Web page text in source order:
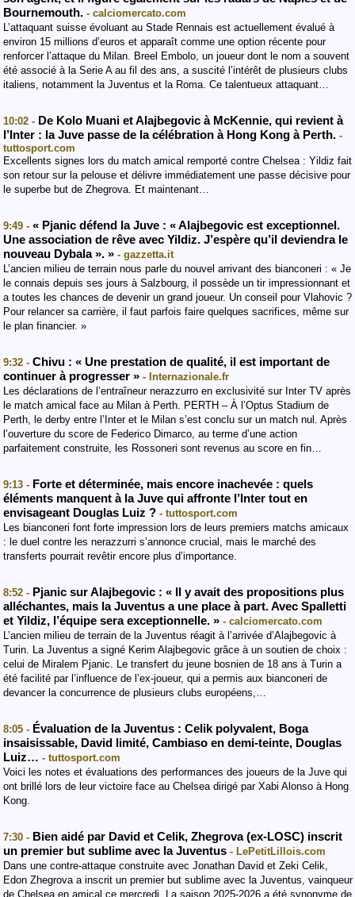
Bournemouth. - calciomercato.com
L’attaquant suisse évoluant au Stade Rennais est actuellement évalué à
environ 15 millions d’euros et apparaît comme une option récente pour
renforcer l’attaque du Milan. Breel Embolo, un joueur dont le nom a souvent
été associé à la Serie A au fil des ans, a suscité l’intérêt de plusieurs clubs
italiens, notamment la Juventus et la Roma. Ce talentueux attaquant…
10:02 - De Kolo Muani et Alajbegovic à McKennie, qui revient à
l’Inter : la Juve passe de la célébration à Hong Kong à Perth. -
tuttosport.com
Excellents signes lors du match amical remporté contre Chelsea : Yildiz fait
son retour sur la pelouse et délivre immédiatement une passe décisive pour
le superbe but de Zhegrova. Et maintenant…
9:49 - « Pjanic défend la Juve : « Alajbegovic est exceptionnel.
Une association de rêve avec Yildiz. J’espère qu’il deviendra le
nouveau Dybala ». » - gazzetta.it
L’ancien milieu de terrain nous parle du nouvel arrivant des bianconeri : « Je
le connais depuis ses jours à Salzbourg, il possède un tir impressionnant et
a toutes les chances de devenir un grand joueur. Un conseil pour Vlahovic ?
Pour relancer sa carrière, il faut parfois faire quelques sacrifices, même sur
le plan financier. »
9:32 - Chivu : « Une prestation de qualité, il est important de
continuer à progresser » - Internazionale.fr
Les déclarations de l’entraîneur nerazzurro en exclusivité sur Inter TV après
le match amical face au Milan à Perth. PERTH – À l’Optus Stadium de
Perth, le derby entre l’Inter et le Milan s’est conclu sur un match nul. Après
l’ouverture du score de Federico Dimarco, au terme d’une action
parfaitement construite, les Rossoneri sont revenus au score en fin…
9:13 - Forte et déterminée, mais encore inachevée : quels
éléments manquent à la Juve qui affronte l’Inter tout en
envisageant Douglas Luiz ? - tuttosport.com
Les bianconeri font forte impression lors de leurs premiers matchs amicaux
: le duel contre les nerazzurri s’annonce crucial, mais le marché des
transferts pourrait revêtir encore plus d’importance.
8:52 - Pjanic sur Alajbegovic : « Il y avait des propositions plus
alléchantes, mais la Juventus a une place à part. Avec Spalletti
et Yildiz, l’équipe sera exceptionnelle. » - calciomercato.com
L’ancien milieu de terrain de la Juventus réagit à l’arrivée d’Alajbegovic à
Turin. La Juventus a signé Kerim Alajbegovic grâce à un soutien de choix :
celui de Miralem Pjanic. Le transfert du jeune bosnien de 18 ans à Turin a
été facilité par l’influence de l’ex-joueur, qui a permis aux bianconeri de
devancer la concurrence de plusieurs clubs européens,…
8:05 - Évaluation de la Juventus : Celik polyvalent, Boga
insaisissable, David limité, Cambiaso en demi-teinte, Douglas
Luiz… - tuttosport.com
Voici les notes et évaluations des performances des joueurs de la Juve qui
ont brillé lors de leur victoire face au Chelsea dirigé par Xabi Alonso à Hong
Kong.
7:30 - Bien aidé par David et Celik, Zhegrova (ex-LOSC) inscrit
un premier but sublime avec la Juventus - LePetitLillois.com
Dans une contre-attaque construite avec Jonathan David et Zeki Celik,
Edon Zhegrova a inscrit un premier but sublime avec la Juventus, vainqueur
de Chelsea en amical ce mercredi. La saison 2025-2026 a été synonyme de